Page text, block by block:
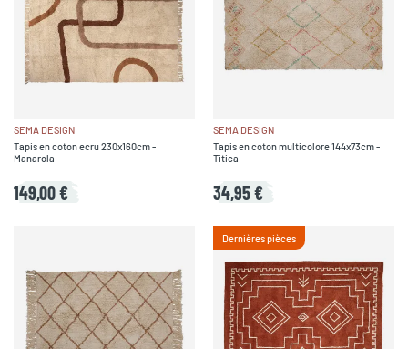
SEMA DESIGN
Tapis en coton ecru 230x160cm -
Manarola
149,00 €
SEMA DESIGN
Tapis en coton multicolore 144x73cm -
Titica
34,95 €
Dernières pièces